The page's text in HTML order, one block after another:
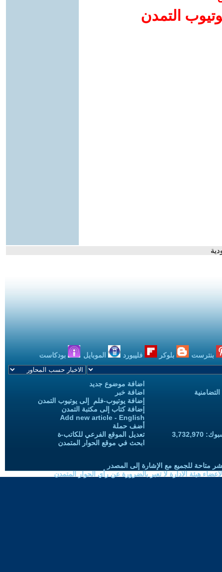
التمدن
بنترست بلوكر فليبورد الموبايل بودكاست
اضافة موضوع جديد
اضافة خبر
إضافة يوتيوب-فلم إلى يوتيوب التمدن
إضافة كتاب إلى مكتبة التمدن
Add new article - English
أضف حملة
تعديل الموقع الفرعي للكاتب-ة
ابحث في موقع الحوار المتمدن
متاحة للجميع مع الإشارة إلى المصدر
هيئة الادارة لا تعبر بالضرورة عن رأي الحوار المتمدن